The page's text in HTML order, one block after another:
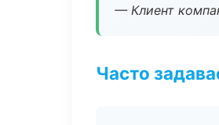
— Клиент
Часто